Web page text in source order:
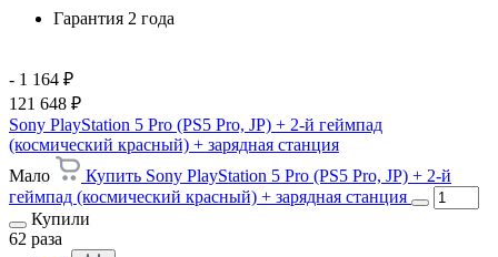
Гарантия 2 года
- 1 164 ₽
121 648 ₽
Sony PlayStation 5 Pro (PS5 Pro, JP) + 2-й геймпад
(космический красный) + зарядная станция
Мало
Купить Sony PlayStation 5 Pro (PS5 Pro, JP) + 2-й
геймпад (космический красный) + зарядная станция
Купили
62 раза